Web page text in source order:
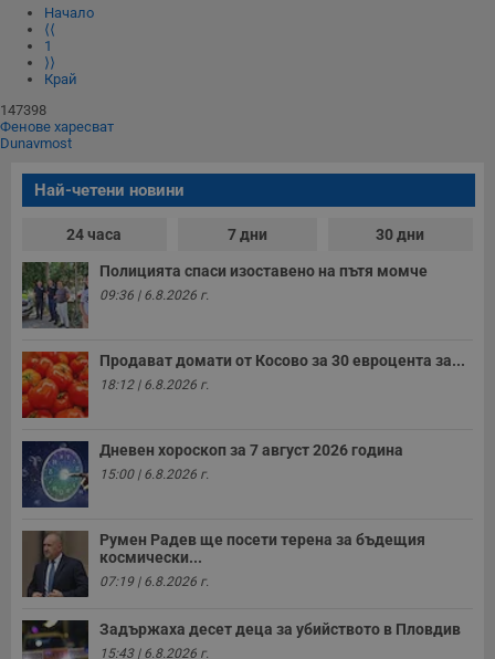
Начало
⟨⟨
1
⟩⟩
Край
147398
Фенове харесват
Dunavmost
Най-четени новини
24 часа 7 дни 30 дни
Полицията спаси изоставено на пътя момче
09:36 | 6.8.2026 г.
Продават домати от Косово за 30 евроцента за...
18:12 | 6.8.2026 г.
Дневен хороскоп за 7 август 2026 година
15:00 | 6.8.2026 г.
Румен Радев ще посети терена за бъдещия
космически...
07:19 | 6.8.2026 г.
Задържаха десет деца за убийството в Пловдив
15:43 | 6.8.2026 г.